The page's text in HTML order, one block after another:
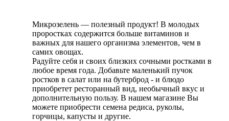
Микрозелень — полезный продукт! В молодых
проростках содержится больше витаминов и
важных для нашего организма элементов, чем в
самих овощах.
Радуйте себя и своих близких сочными ростками в
любое время года. Добавьте маленький пучок
ростков в салат или на бутерброд - и блюдо
приобретет ресторанный вид, необычный вкус и
дополнительную пользу. В нашем магазине Вы
можете приобрести семена редиса, руколы,
горчицы, капусты и другие.